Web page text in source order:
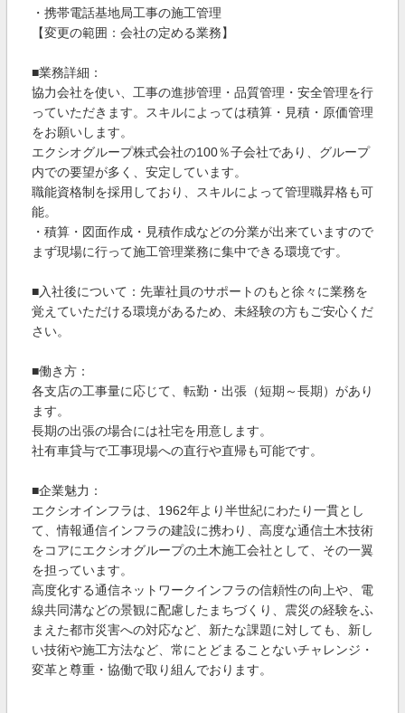
・携帯電話基地局工事の施工管理
【変更の範囲：会社の定める業務】
■業務詳細：
協力会社を使い、工事の進捗管理・品質管理・安全管理を行
っていただきます。スキルによっては積算・見積・原価管理
をお願いします。
エクシオグループ株式会社の100％子会社であり、グループ
内での要望が多く、安定しています。
職能資格制を採用しており、スキルによって管理職昇格も可
能。
・積算・図面作成・見積作成などの分業が出来ていますので
まず現場に行って施工管理業務に集中できる環境です。
■入社後について：先輩社員のサポートのもと徐々に業務を
覚えていただける環境があるため、未経験の方もご安心くだ
さい。
■働き方：
各支店の工事量に応じて、転勤・出張（短期～長期）があり
ます。
長期の出張の場合には社宅を用意します。
社有車貸与で工事現場への直行や直帰も可能です。
■企業魅力：
エクシオインフラは、1962年より半世紀にわたり一貫とし
て、情報通信インフラの建設に携わり、高度な通信土木技術
をコアにエクシオグループの土木施工会社として、その一翼
を担っています。
高度化する通信ネットワークインフラの信頼性の向上や、電
線共同溝などの景観に配慮したまちづくり、震災の経験をふ
まえた都市災害への対応など、新たな課題に対しても、新し
い技術や施工方法など、常にとどまることないチャレンジ・
変革と尊重・協働で取り組んでおります。